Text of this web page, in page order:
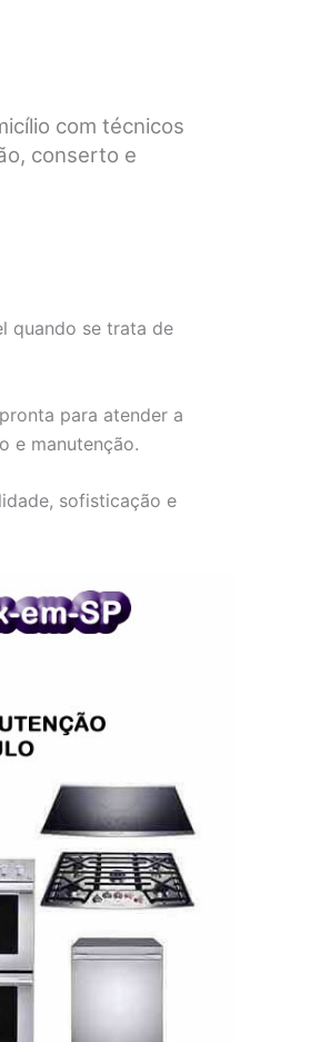
com técnicos
conserto e
quando se trata de
para atender a
e manutenção.
sofisticação e